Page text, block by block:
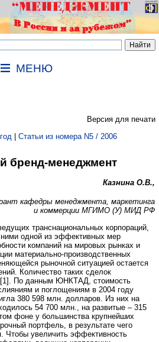
МЕНЮ
Версия для печати
| Статьи из номера N5 / 2006
бренд-менеджмент
Казнина О.В.,
кафедры менеджмента, маркетинга
и коммерции МГИМО (У) МИД РФ
транснациональных корпораций,
одной из эффективных мер
компаний на мировых рынках и
материально-производственных
рыночной ситуацией остается
Количество таких сделок
[1]. По данным ЮНКТАД, стоимость
и поглощениям в 2004 году
380 598 млн. долларов. Из них на
54 700 млн., на развитые – 315
фоне у большинства крупнейших
портфель, в результате чего
Чтобы увеличить эффективность